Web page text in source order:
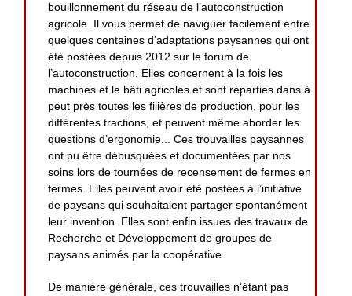
bouillonnement du réseau de l’autoconstruction
agricole. Il vous permet de naviguer facilement entre
quelques centaines d’adaptations paysannes qui ont
été postées depuis 2012 sur le forum de
l’autoconstruction. Elles concernent à la fois les
machines et le bâti agricoles et sont réparties dans à
peut près toutes les filières de production, pour les
différentes tractions, et peuvent même aborder les
questions d’ergonomie... Ces trouvailles paysannes
ont pu être débusquées et documentées par nos
soins lors de tournées de recensement de fermes en
fermes. Elles peuvent avoir été postées à l’initiative
de paysans qui souhaitaient partager spontanément
leur invention. Elles sont enfin issues des travaux de
Recherche et Développement de groupes de
paysans animés par la coopérative.
De manière générale, ces trouvailles n’étant pas